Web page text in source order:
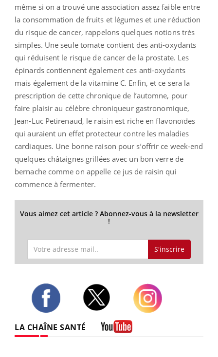
même si on a trouvé une association assez faible entre
la consommation de fruits et légumes et une réduction
du risque de cancer, rappelons quelques notions très
simples. Une seule tomate contient des anti-oxydants
qui réduisent le risque de cancer de la prostate. Les
épinards contiennent également ces anti-oxydants
mais également de la vitamine C. Enfin, et ce sera la
prescription de cette chronique de l’automne, pour
faire plaisir au célèbre chroniqueur gastronomique,
Jean-Luc Petirenaud, le raisin est riche en flavonoïdes
qui auraient un effet protecteur contre les maladies
cardiaques. Une bonne raison pour s’offrir ce week-end
quelques châtaignes grillées avec un bon verre de
bernache comme on appelle ce jus de raisin qui
commence à fermenter.
Vous aimez cet article ? Abonnez-vous à la newsletter
!
S'inscrire
LA CHAÎNE SANTÉ